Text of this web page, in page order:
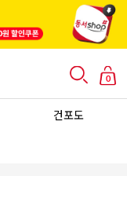
0
건포도